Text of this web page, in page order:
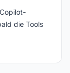
die Tools